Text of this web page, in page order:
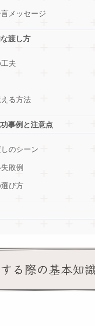
メッセージ
渡し方
夫
る方法
事例と注意点
のシーン
敗例
び方
る際の基本知